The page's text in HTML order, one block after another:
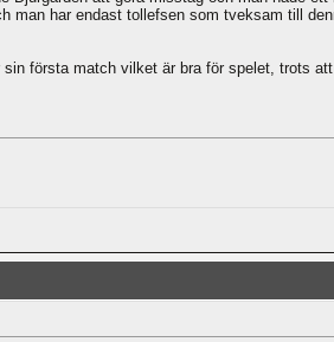
man har endast tollefsen som tveksam till
första match vilket är bra för spelet, trots